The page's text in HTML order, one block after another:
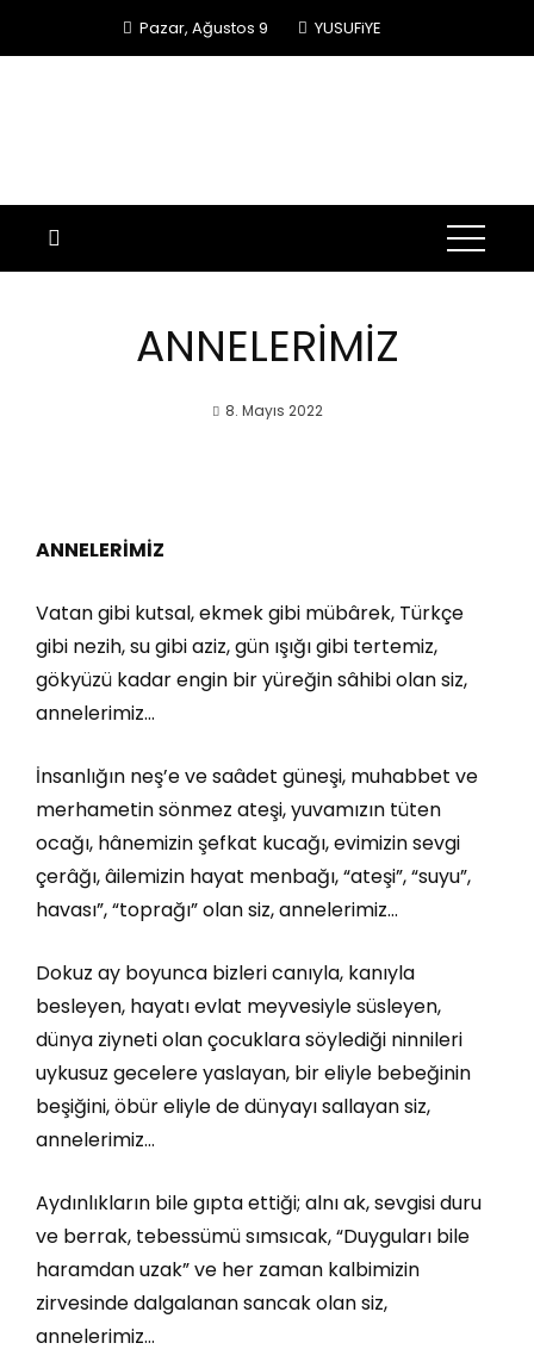
Pazar, Ağustos 9 YUSUFiYE
ANNELERİMİZ
8. Mayıs 2022
ANNELERİMİZ
Vatan gibi kutsal, ekmek gibi mübârek, Türkçe
gibi nezih, su gibi aziz, gün ışığı gibi tertemiz,
gökyüzü kadar engin bir yüreğin sâhibi olan siz,
annelerimiz…
İnsanlığın neş’e ve saâdet güneşi, muhabbet ve
merhametin sönmez ateşi, yuvamızın tüten
ocağı, hânemizin şefkat kucağı, evimizin sevgi
çerâğı, âilemizin hayat menbağı, “ateşi”, “suyu”,
havası”, “toprağı” olan siz, annelerimiz…
Dokuz ay boyunca bizleri canıyla, kanıyla
besleyen, hayatı evlat meyvesiyle süsleyen,
dünya ziyneti olan çocuklara söylediği ninnileri
uykusuz gecelere yaslayan, bir eliyle bebeğinin
beşiğini, öbür eliyle de dünyayı sallayan siz,
annelerimiz…
Aydınlıkların bile gıpta ettiği; alnı ak, sevgisi duru
ve berrak, tebessümü sımsıcak, “Duyguları bile
haramdan uzak” ve her zaman kalbimizin
zirvesinde dalgalanan sancak olan siz,
annelerimiz…